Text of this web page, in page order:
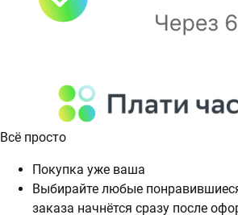
Всё просто
Покупка уже ваша
Выбирайте любые
заказа начнётся сразу после